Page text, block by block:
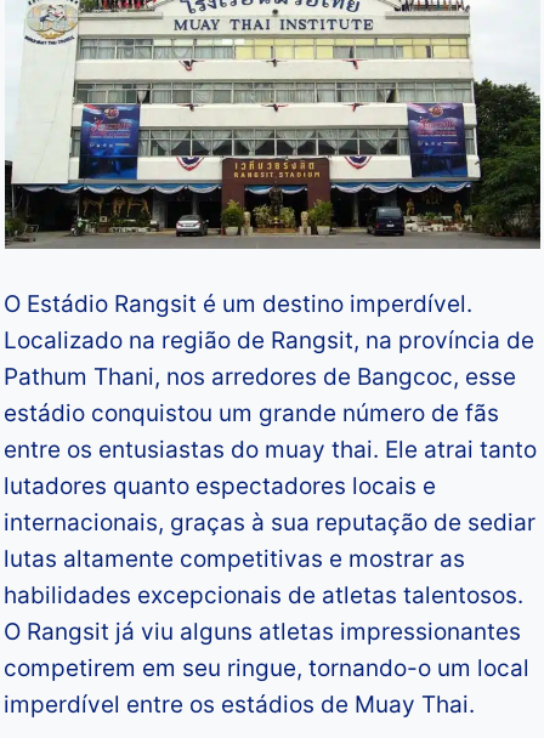
O Estádio Rangsit é um destino imperdível.
Localizado na região de Rangsit, na província de
Pathum Thani, nos arredores de Bangcoc, esse
estádio conquistou um grande número de fãs
entre os entusiastas do muay thai. Ele atrai tanto
lutadores quanto espectadores locais e
internacionais, graças à sua reputação de sediar
lutas altamente competitivas e mostrar as
habilidades excepcionais de atletas talentosos.
O Rangsit já viu alguns atletas impressionantes
competirem em seu ringue, tornando-o um local
imperdível entre os estádios de Muay Thai.